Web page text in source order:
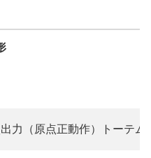
力（原点正動作）トーテ